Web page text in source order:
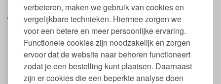
verbeteren, maken we gebruik van cookies en
vergelijkbare technieken. Hiermee zorgen we
voor een betere en meer persoonlijke ervaring.
Functionele cookies zijn noodzakelijk en zorgen
ervoor dat de website naar behoren functioneert
zodat je een bestelling kunt plaatsen. Daarnaast
zijn er cookies die een beperkte analyse doen
De product bevat mica. Wij hebben bij het merk gecheckt dat
deze grondstof gewonnen is op een ethische, verantwoorde
manier zonder kinderarbeid.
Eigenschappen kinderschmink Namaki
Set van 6 schminkpotloden voor kinderen
100% natuurlijke minerale pigmenten